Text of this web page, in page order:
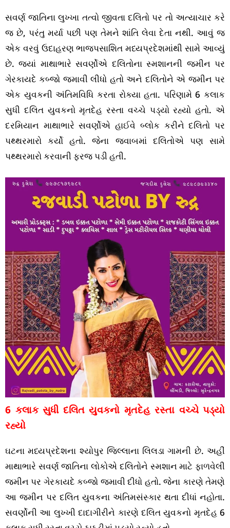
સવર્ણ જાતિના લુખ્ખા તત્વો જીવતા દલિતો પર તો અત્યાચાર કરે
જ છે, પરંતુ મર્યા પછી પણ તેમને શાંતિ લેવા દેતા નથી. આવું જ
એક વરવું ઉદાહરણ ભાજપસાશિત મધ્યપ્રદેશમાંથી સામે આવ્યું
છે. જ્યાં માથાભારે સવર્ણોએ દલિતોના સ્મશાનની જમીન પર
ગેરકાયદે કબ્જો જમાવી લીધો હતો અને દલિતોને એ જમીન પર
એક યુવકની અંતિમવિધિ કરતા રોક્યા હતા. પરિણામે 6 કલાક
સુધી દલિત યુવકનો મૃતદેહ રસ્તા વચ્ચે પડ્યો રહ્યો હતો. એ
દરમિયાન માથાભારે સવર્ણોએ હાઈવે બ્લોક કરીને દલિતો પર
પથ્થરમારો કર્યો હતો. જેના જવાબમાં દલિતોએ પણ સામે
પથ્થરમારો કરવાની ફરજ પડી હતી.
6 કલાક સુધી દલિત યુવકનો મૃતદેહ રસ્તા વચ્ચે પડ્યો
રહ્યો
ઘટના મધ્યપ્રદેશના શ્યોપુર જિલ્લાના લિલડા ગામની છે. અહીં
માથાભારે સવર્ણ જાતિના લોકોએ દલિતોને સ્મશાન માટે ફાળવેલી
જમીન પર ગેરકાયદે કબ્જો જમાવી દીધો હતો. જેના કારણે તેમણે
આ જમીન પર દલિત યુવકના અંતિમસંસ્કાર થતા દીધાં નહોતા.
સવર્ણોની આ લુખ્ખી દાદાગીરીને કારણે દલિત યુવકનો મૃતદેહ 6